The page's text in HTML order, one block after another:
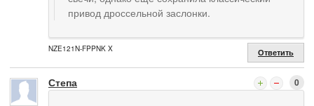
привод дроссельной заслонки.
NZE121N-FPPNK X Ответить
Степа 0